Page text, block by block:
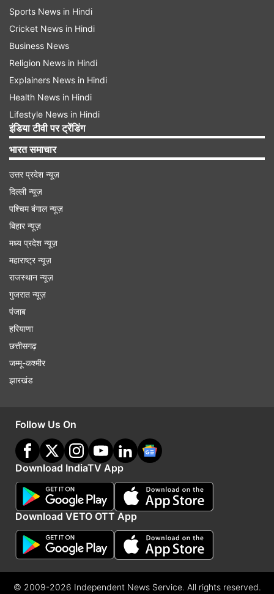
Sports News in Hindi
Cricket News in Hindi
Business News
Religion News in Hindi
Explainers News in Hindi
Health News in Hindi
Lifestyle News in Hindi
इंडिया टीवी पर ट्रेंडिंग
भारत समाचार
उत्तर प्रदेश न्यूज़
दिल्ली न्यूज़
पश्चिम बंगाल न्यूज़
बिहार न्यूज़
मध्य प्रदेश न्यूज़
महाराष्ट्र न्यूज़
राजस्थान न्यूज़
गुजरात न्यूज़
पंजाब
हरियाणा
छत्तीसगढ़
जम्मू-कश्मीर
झारखंड
Follow Us On
Download IndiaTV App
Download VETO OTT App
© 2009-2026 Independent News Service. All rights reserved.